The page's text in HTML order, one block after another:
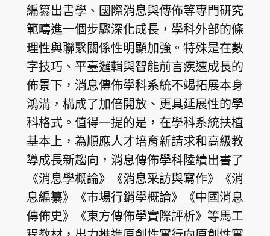
編纂出書學、國際消息與傳佈等專門研究
範疇進一個步驟深化成長，學科外部的條
理性與聯繫關係性明顯加強。特殊是在數
字技巧、平臺邏輯與智能前言疾速成長的
佈景下，消息傳佈學科系統不竭拓展本身
鴻溝，構成了加倍開放、更具延展性的學
科格式。值得一提的是，在學科系統扶植
基本上，為順應人才培育新請求和高級教
導成長新趨向，消息傳佈學科陸續出書了
《消息學概論》《消息采訪與寫作》《消
息編纂》《市場行銷學概論》《中國消息
傳佈史》《東方傳佈學實際評析》等馬工